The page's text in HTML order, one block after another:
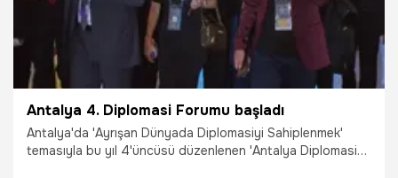
Antalya 4. Diplomasi Forumu başladı
Antalya'da 'Ayrışan Dünyada Diplomasiyi Sahiplenmek'
temasıyla bu yıl 4'üncüsü düzenlenen 'Antalya Diplomasi